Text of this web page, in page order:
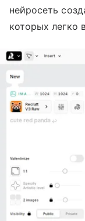
нейросеть
которых легко